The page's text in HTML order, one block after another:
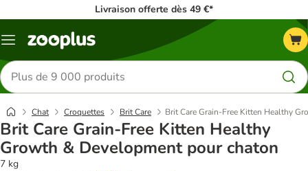
Livraison offerte dès 49 €*
Menu
Rechercher
des
produits
Chat Croquettes Brit Care Brit Care Grain-Free Kitten Healthy
Brit Care Grain-Free Kitten Healthy
Growth & Development pour chaton
7 kg